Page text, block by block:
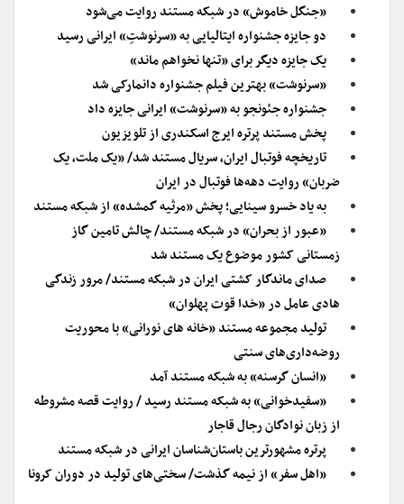
«جنگل خاموش» در شبکه مستند روایت می‌شود
دو جایزه جشنواره ایتالیایی به «سرنوشتِ» ایرانی رسید
یک جایزه دیگر برای «تنها نخواهم ماند»
«سرنوشت» بهترین فیلم جشنواره دانمارکی شد
جشنواره جئونجو به «سرنوشت» ایرانی جایزه داد
پخش مستند پرتره ایرج اسکندری از تلویزیون
تاریخچه فوتبال ایران، سریال مستند شد/ «یک ملت، یک
ضربان» روایت دهه‌ها فوتبال در ایران
به یاد خسرو سینایی؛ پخش «مرثیه گمشده» از شبکه مستند
«عبور از بحران» در شبکه مستند/ چالش تامین گاز
زمستانی کشور موضوع یک مستند شد
صدای ماندگار کشتی ایران در شبکه مستند/ مرور زندگی
هادی عامل در «خدا قوت پهلوان»
تولید مجموعه مستند «خانه های نورانی» با محوریت
روضه‌داری‌های سنتی
«انسان گرسنه» به شبکه مستند آمد
«سفیدخوانی» به شبکه مستند رسید / روایت قصه مشروطه
از زبان نوادگان رجال قاجار
پرتره مشهورترین باستان‌شناسان ایرانی در شبکه مستند
«اهل سفر» از نیمه گذشت/ سختی‌های تولید در دوران کرونا